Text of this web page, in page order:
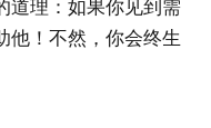
道理：如果你见到需
他！不然，你会终生